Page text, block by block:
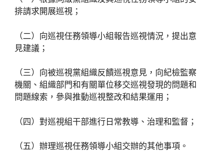
排請求開展巡視；
（二）向巡視任務領導小組報告巡視情況，提出意
見建議；
（三）向被巡視黨組織反饋巡視意見，向紀檢監察
機關、組織部門和有關單位移交巡視發現的問題和
問題線索，參與推動巡視整改和結果運用；
（四）對巡視組干部進行日常教導、治理和監督；
（五）辦理巡視任務領導小組交辦的其他事項。